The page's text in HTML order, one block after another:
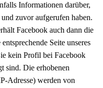
Informationen darüber,
zuvor aufgerufen haben.
Facebook auch dann die
Seite unseres
kein Profil bei Facebook
sind. Die erhobenen
Adresse) werden von